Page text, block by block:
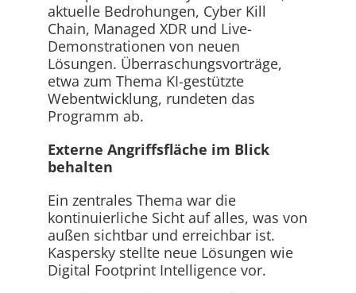
aktuelle Bedrohungen, Cyber Kill
Chain, Managed XDR und Live-
Demonstrationen von neuen
Lösungen. Überraschungsvorträge,
etwa zum Thema KI-gestützte
Webentwicklung, rundeten das
Programm ab.
Externe Angriffsfläche im Blick
behalten
Ein zentrales Thema war die
kontinuierliche Sicht auf alles, was von
außen sichtbar und erreichbar ist.
Kaspersky stellte neue Lösungen wie
Digital Footprint Intelligence vor.